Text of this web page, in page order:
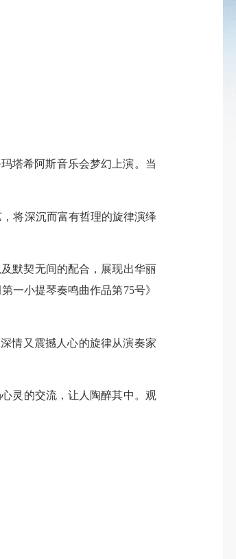
塔希阿斯音乐会梦幻上演。当
将深沉而富有哲理的旋律演绎
默契无间的配合，展现出华丽
一小提琴奏鸣曲作品第75号》
情又震撼人心的旋律从演奏家
灵的交流，让人陶醉其中。观